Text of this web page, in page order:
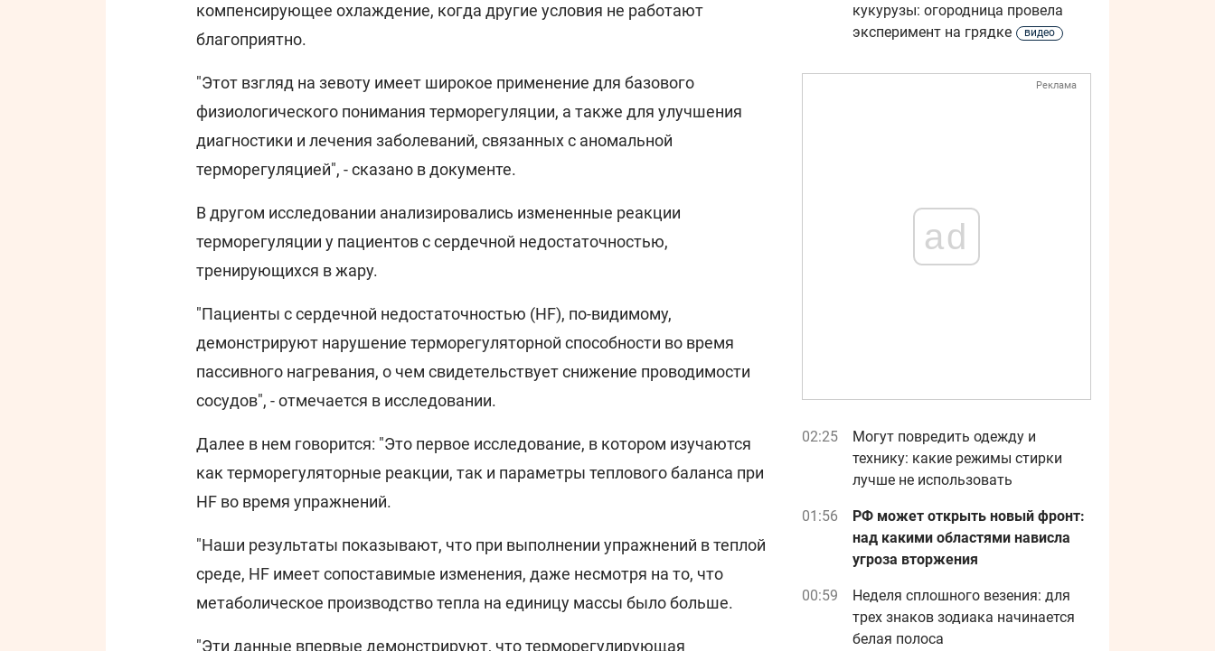
компенсирующее охлаждение, когда другие условия не работают
благоприятно.
"Этот взгляд на зевоту имеет широкое применение для базового
физиологического понимания терморегуляции, а также для улучшения
диагностики и лечения заболеваний, связанных с аномальной
терморегуляцией", - сказано в документе.
В другом исследовании анализировались измененные реакции
терморегуляции у пациентов с сердечной недостаточностью,
тренирующихся в жару.
"Пациенты с сердечной недостаточностью (HF), по-видимому,
демонстрируют нарушение терморегуляторной способности во время
пассивного нагревания, о чем свидетельствует снижение проводимости
сосудов", - отмечается в исследовании.
Далее в нем говорится: "Это первое исследование, в котором изучаются
как терморегуляторные реакции, так и параметры теплового баланса при
HF во время упражнений.
"Наши результаты показывают, что при выполнении упражнений в теплой
среде, HF имеет сопоставимые изменения, даже несмотря на то, что
метаболическое производство тепла на единицу массы было больше.
"Эти данные впервые демонстрируют, что терморегулирующая
кукурузы: огородница провела
эксперимент на грядке
видео
Реклама
ad
02:25
Могут повредить одежду и
технику: какие режимы стирки
лучше не использовать
01:56
РФ может открыть новый фронт:
над какими областями нависла
угроза вторжения
00:59
Неделя сплошного везения: для
трех знаков зодиака начинается
белая полоса